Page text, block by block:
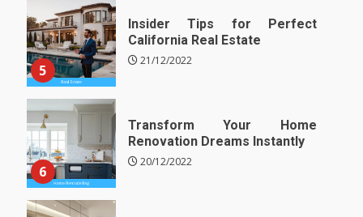
5
Insider Tips for Perfect
California Real Estate
21/12/2022
6
Transform Your Home
Renovation Dreams Instantly
20/12/2022